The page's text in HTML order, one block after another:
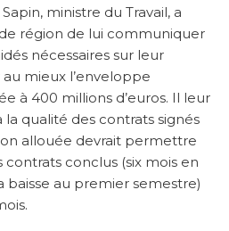
ministre du Travail, a
région de lui communiquer
nécessaires sur leur
mieux l’enveloppe
à 400 millions d’euros. Il leur
qualité des contrats signés
allouée devrait permettre
contrats conclus (six mois en
baisse au premier semestre)